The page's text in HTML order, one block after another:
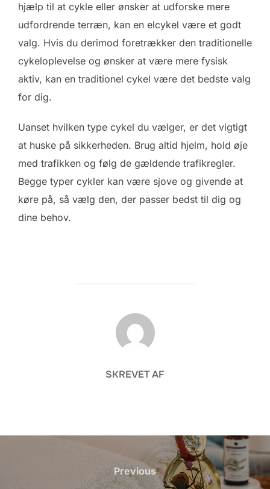
hjælp til at cykle eller ønsker at udforske mere
udfordrende terræn, kan en elcykel være et godt
valg. Hvis du derimod foretrækker den traditionelle
cykeloplevelse og ønsker at være mere fysisk
aktiv, kan en traditionel cykel være det bedste valg
for dig.
Uanset hvilken type cykel du vælger, er det vigtigt
at huske på sikkerheden. Brug altid hjelm, hold øje
med trafikken og følg de gældende trafikregler.
Begge typer cykler kan være sjove og givende at
køre på, så vælg den, der passer bedst til dig og
dine behov.
FORFATTER
SKREVET AF
Indlægsnavigation
Previous
Previous